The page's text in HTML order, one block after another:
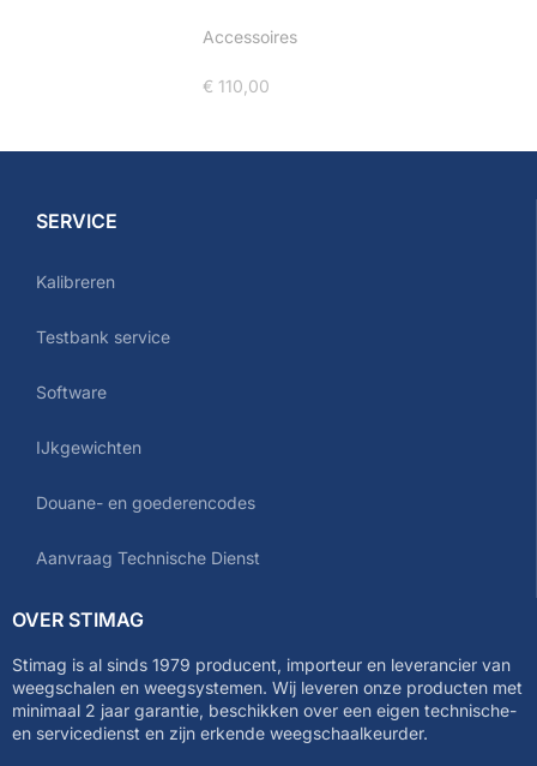
Accessoires
€ 110,00
SERVICE
Kalibreren
Testbank service
Software
IJkgewichten
Douane- en goederencodes
Aanvraag Technische Dienst
OVER STIMAG
Stimag is al sinds 1979 producent, importeur en leverancier van
weegschalen en weegsystemen. Wij leveren onze producten met
minimaal 2 jaar garantie, beschikken over een eigen technische-
en servicedienst en zijn erkende weegschaalkeurder.